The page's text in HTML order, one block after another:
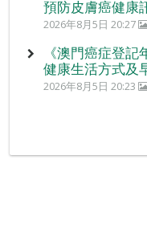
預防皮膚癌健康
2026年8月5日 20:27
《澳門癌症登
健康生活方式及
2026年8月5日 20:23